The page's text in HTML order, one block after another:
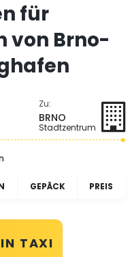
für
von Brno-
Zu:
BRNO
Stadtzentrum
GEPÄCK PREIS
TAXI